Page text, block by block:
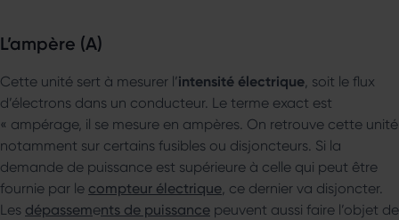
L’ampère (A)
Cette unité sert à mesurer l’intensité électrique, soit le flux
d’électrons dans un conducteur. Le terme exact est
« ampérage, il se mesure en ampères. On retrouve cette unité
notamment sur certains fusibles ou disjoncteurs. Si la
demande de puissance est supérieure à celle qui peut être
fournie par le compteur électrique, ce dernier va disjoncter.
Les dépassements de puissance peuvent aussi faire l’objet de